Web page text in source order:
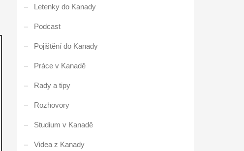
Letenky do Kanady
Podcast
Pojištění do Kanady
Práce v Kanadě
Rady a tipy
Rozhovory
Studium v Kanadě
Videa z Kanady